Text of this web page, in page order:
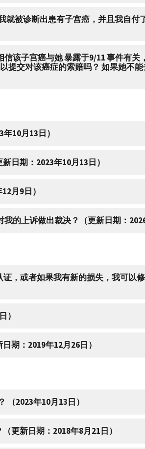
被诊断出患有子宫癌，并且我自付
该子宫癌与她 暴露于9/11 事件有
交对该癌症的索赔吗？ 如果她不
10月13日）
日期：2023年10月13日）
月9日）
的上诉做出裁决？（更新日期：
，或者如果我有新的损失，我可以
日）
期：2019年12月26日）
2023年10月13日）
更新日期：2018年8月21日）